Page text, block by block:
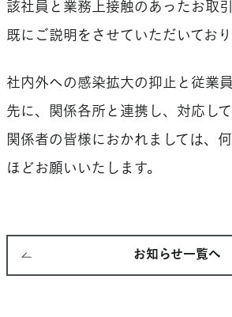
該社員と業務上接触のあったお取
既にご説明をさせていただいており
社内外への感染拡大の抑止と従業
先に、関係各所と連携し、対応して
関係者の皆様におかれましては、
ほどお願いいたします。
お知らせ一覧へ